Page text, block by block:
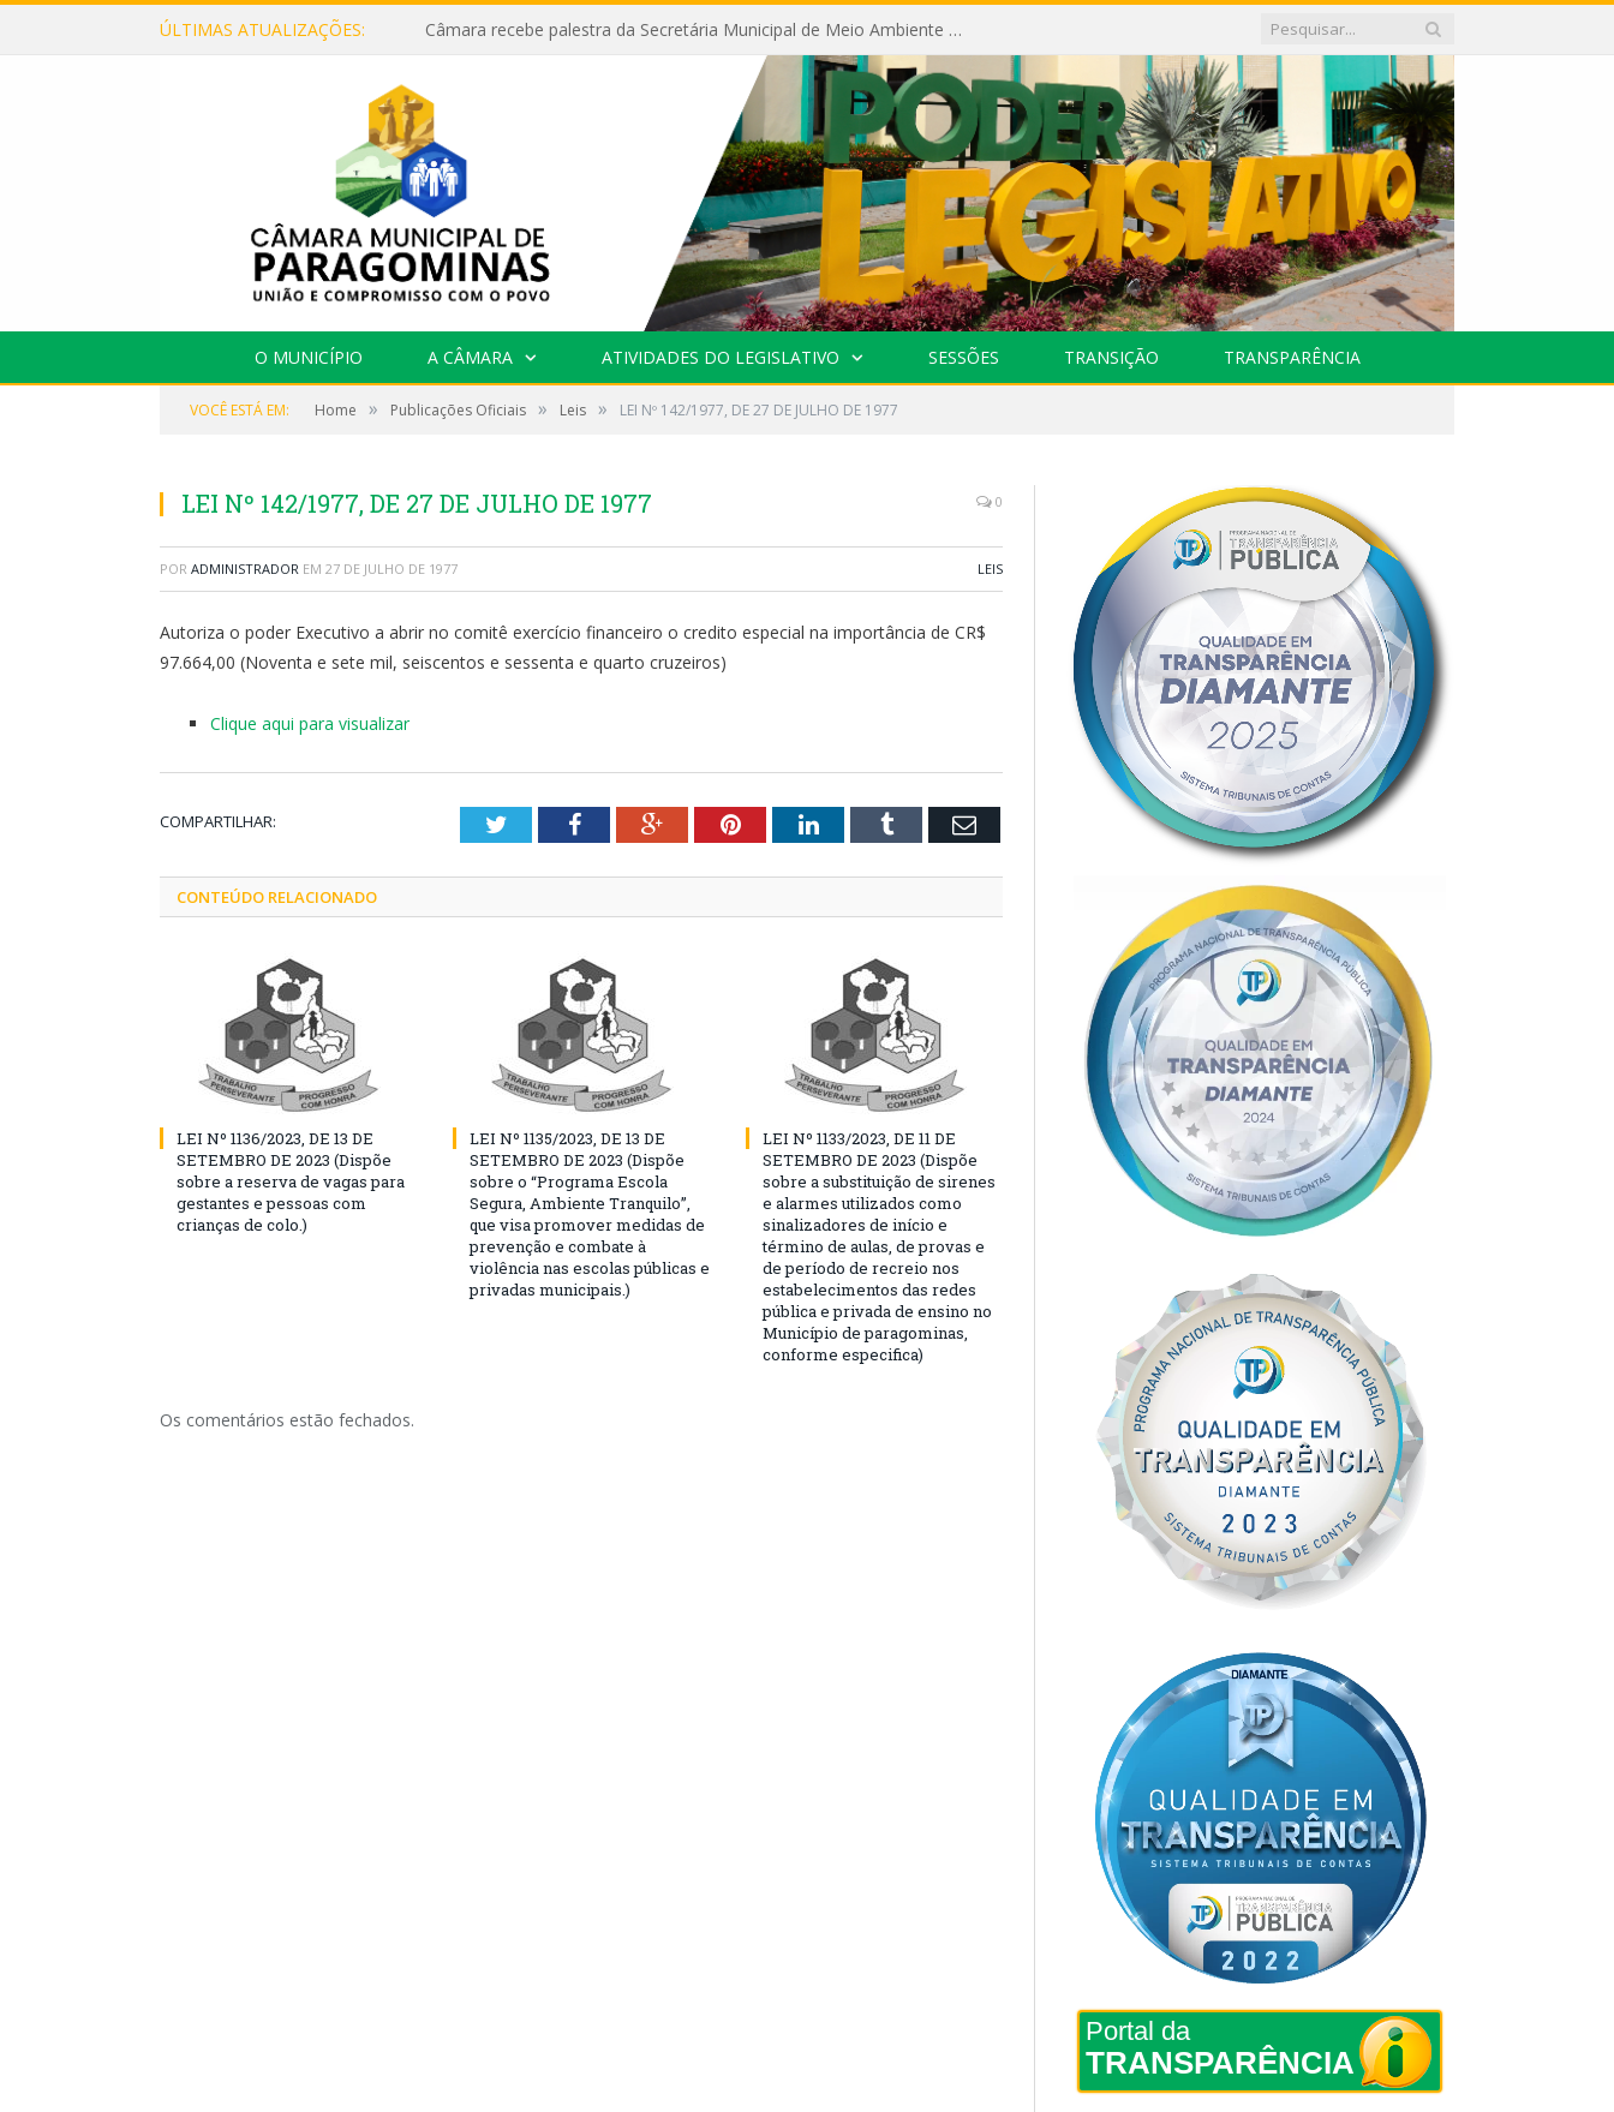
ÚLTIMAS ATUALIZAÇÕES: Câmara recebe palestra da Secretária Municipal de Meio Ambiente sobre as ações da “SEMANA DO MEIO AMBIENTE”
O MUNICÍPIO A CÂMARA ATIVIDADES DO LEGISLATIVO SESSÕES TRANSIÇÃO TRANSPARÊNCIA
VOCÊ ESTÁ EM: Home » Publicações Oficiais » Leis » LEI Nº 142/1977, DE 27 DE JULHO DE 1977
LEI Nº 142/1977, DE 27 DE JULHO DE 1977 0
POR ADMINISTRADOR EM 27 DE JULHO DE 1977 LEIS
Autoriza o poder Executivo a abrir no comitê exercício financeiro o credito especial na importância de CR$
97.664,00 (Noventa e sete mil, seiscentos e sessenta e quarto cruzeiros)
Clique aqui para visualizar
COMPARTILHAR: TwitterFacebookGoogle+PinterestLinkedInTumblr Email
CONTEÚDO RELACIONADO
LEI Nº 1136/2023, DE 13 DE
SETEMBRO DE 2023 (Dispõe
sobre a reserva de vagas para
gestantes e pessoas com
crianças de colo.)
LEI Nº 1135/2023, DE 13 DE
SETEMBRO DE 2023 (Dispõe
sobre o “Programa Escola
Segura, Ambiente Tranquilo”,
que visa promover medidas de
prevenção e combate à
violência nas escolas públicas e
privadas municipais.)
LEI Nº 1133/2023, DE 11 DE
SETEMBRO DE 2023 (Dispõe
sobre a substituição de sirenes
e alarmes utilizados como
sinalizadores de início e
término de aulas, de provas e
de período de recreio nos
estabelecimentos das redes
pública e privada de ensino no
Município de paragominas,
conforme especifica)
Os comentários estão fechados.
Portal da
TRANSPARÊNCIA